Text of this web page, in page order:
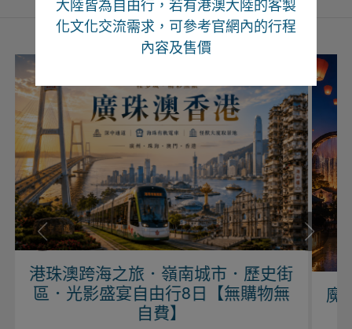
化文化交流需求，可參考官網內的行程
內容及售價
歷史街
物無
魔力江西、望仙望谷、婺源尋仙自
行六日【上海進出】